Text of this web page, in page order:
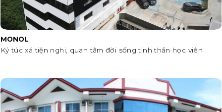
MONOL
Ký túc xá tiện nghi, quan tâm đời sống tinh thần học viên